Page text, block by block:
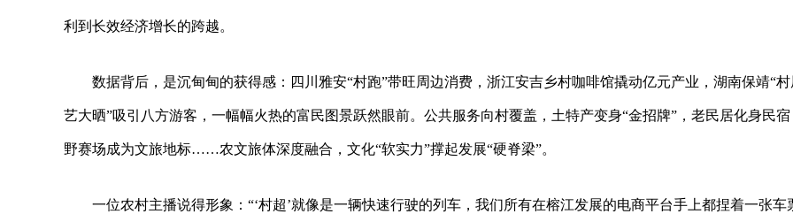
利到长效经济增长的跨越。
数据背后，是沉甸甸的获得感：四川雅安“村跑”带旺周边消费，浙江安吉乡村咖啡馆撬动亿元产业，湖南保靖“
艺大晒”吸引八方游客，一幅幅火热的富民图景跃然眼前。公共服务向村覆盖，土特产变身“金招牌”，老民居化身民
野赛场成为文旅地标……农文旅体深度融合，文化“软实力”撑起发展“硬脊梁”。
一位农村主播说得形象：“‘村超’就像是一辆快速行驶的列车，我们所有在榕江发展的电商平台手上都捏着一张车